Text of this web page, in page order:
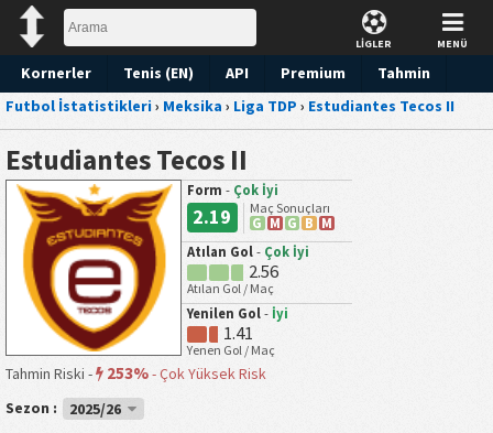
LİGLER MENÜ
Kornerler Tenis (EN) API Premium
Tahmin
Futbol İstatistikleri› Meksika › Liga TDP › Estudiantes Tecos II
Estudiantes Tecos II
Form - Çok İyi
2.19
Maç Sonuçları
G M G B M
Atılan Gol - Çok İyi
2.56
Atılan Gol / Maç
Yenilen Gol - İyi
1.41
Yenen Gol / Maç
Tahmin Riski - 253%-Çok Yüksek Risk
Sezon :
2025/26